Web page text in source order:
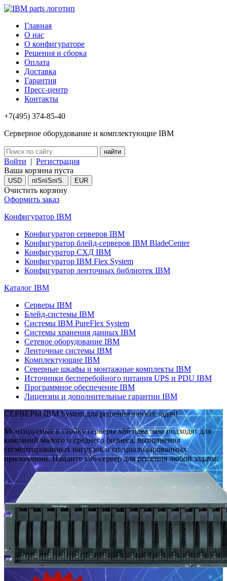
Главная
О нас
О конфигураторе
Решения и сборка
Оплата
Доставка
Гарантия
Пресс-центр
Контакты
+7(495) 374-85-40
Серверное оборудование и комплектующие IBM
Войти | Регистрация
Ваша корзина пуста
USD пїЅпїЅпїЅ. EUR
Очистить корзину
Оформить заказ
Конфигуратор IBM
Конфигуратор серверов IBM
Конфигуратор блейд-серверов IBM BladeCenter
Конфигуратор СХД IBM
Конфигуратор IBM Flex System
Конфигуратор ленточных библиотек IBM
Каталог IBM
Серверы IBM
Блейд-системы IBM
Системы IBM PureFlex System
Системы хранения данных IBM
Сетевое оборудование IBM
Ленточные системы IBM
Комплектующие IBM
Северные шкафы и монтажные комплекты IBM
Источники бесперебойного питания UPS и PDU IBM
Программное обеспечение IBM
Лицензии и дополнительные гарантии IBM
СЕРВЕРЫ IBM System для решения любых задач!
Монтируемые в стойку серверы x86 идеально подходят для
компаний малого и среднего бизнеса, выполнения
сегментированных нагрузок и специализированных
приложений. Найдите x86-сервер для решения любой задачи.